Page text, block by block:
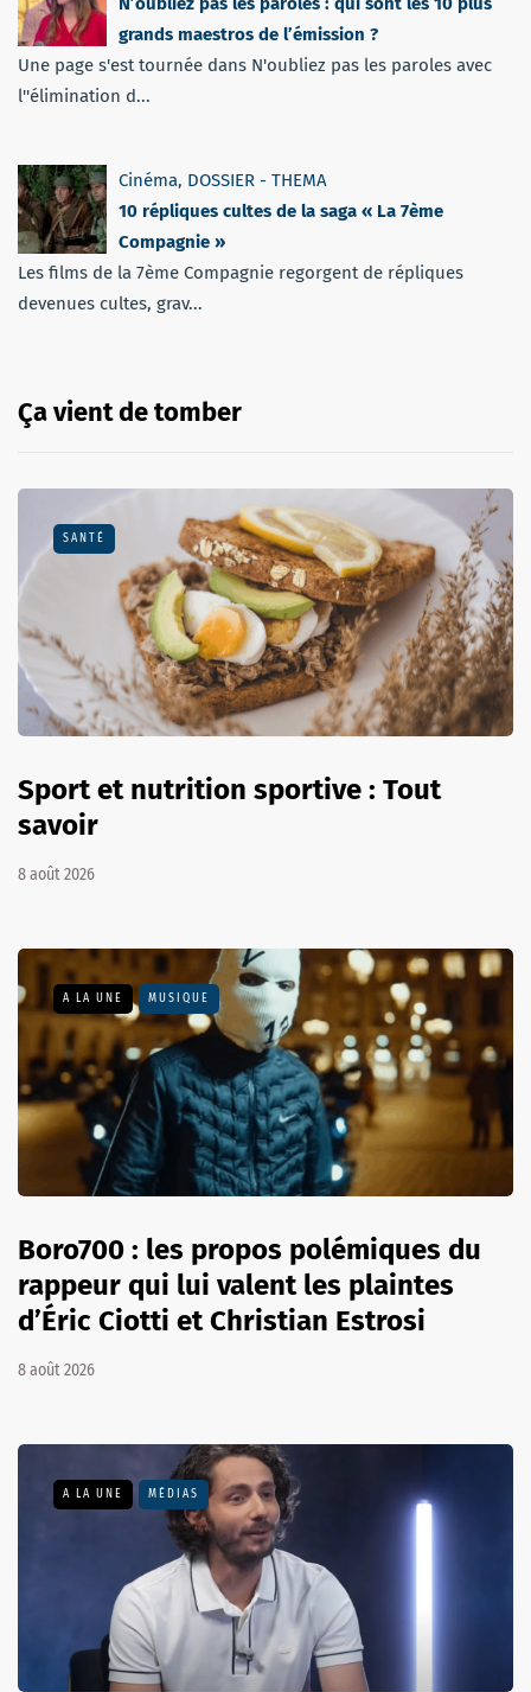
grands maestros de l’émission ?
Une page s'est tournée dans N'oubliez pas les paroles avec
l''élimination d...
Cinéma, DOSSIER - THEMA
10 répliques cultes de la saga « La 7ème
Compagnie »
Les films de la 7ème Compagnie regorgent de répliques
devenues cultes, grav...
Ça vient de tomber
SANTÉ
Sport et nutrition sportive : Tout
savoir
8 août 2026
A LA UNE MUSIQUE
Boro700 : les propos polémiques du
rappeur qui lui valent les plaintes
d’Éric Ciotti et Christian Estrosi
8 août 2026
A LA UNE MÉDIAS